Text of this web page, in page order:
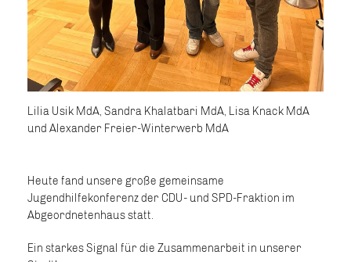
Lilia Usik MdA, Sandra Khalatbari MdA, Lisa Knack MdA
und Alexander Freier-Winterwerb MdA
Heute fand unsere große gemeinsame
Jugendhilfekonferenz der CDU- und SPD-Fraktion im
Abgeordnetenhaus statt.
Ein starkes Signal für die Zusammenarbeit in unserer